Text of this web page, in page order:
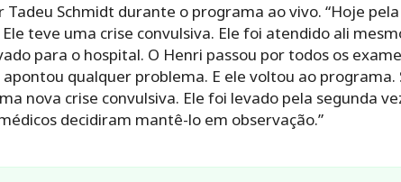
Schmidt durante o programa ao vivo. “Hoje
teve uma crise convulsiva. Ele foi atendido ali
para o hospital. O Henri passou por todos os
qualquer problema. E ele voltou ao programa.
nova crise convulsiva. Ele foi levado pela segunda
decidiram mantê-lo em observação.”